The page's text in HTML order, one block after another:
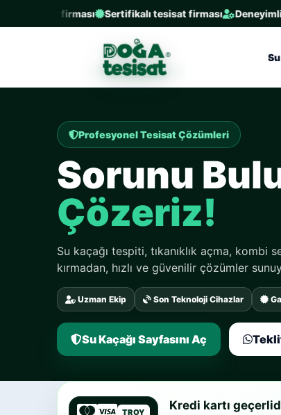
Sertifikalı tesisat firması Deneyimli
Profesyonel Tesisat Çözümleri
Sorunu
Çözeriz!
Su kaçağı tespiti, tıkanıklık açma,
kırmadan, hızlı ve güvenilir çözümler
Uzman Ekip Son Teknoloji Cihazlar
Su Kaçağı Sayfasını Aç
TROY Kredi kartı